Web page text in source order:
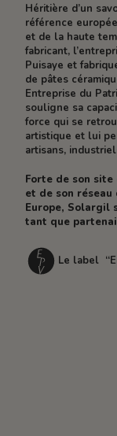
Héritière d’un
référence
et de la haute
fabricant,
Puisaye et
de pâtes
Entreprise du
souligne sa
force qui se
artistique et lui
artisans,
Forte de son
et de son réseau
Europe, Solargil
tant que
Le label